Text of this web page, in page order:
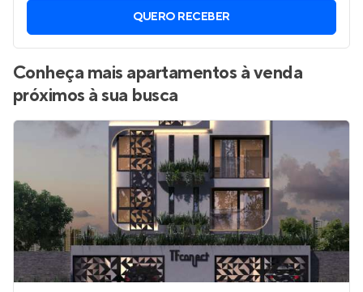
QUERO RECEBER
Conheça mais apartamentos à venda
próximos à sua busca